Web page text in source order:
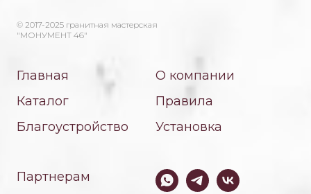
© 2017-2025 гранитная мастерская
"МОНУМЕНТ 46"
Главная
Каталог
Благоустройство
О компании
Правила
Установка
Партнерам